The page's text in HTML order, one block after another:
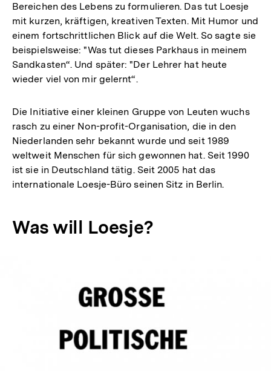
Bereichen des Lebens zu formulieren. Das tut Loesje
mit kurzen, kräftigen, kreativen Texten. Mit Humor und
einem fortschrittlichen Blick auf die Welt. So sagte sie
beispielsweise: "Was tut dieses Parkhaus in meinem
Sandkasten“. Und später: "Der Lehrer hat heute
wieder viel von mir gelernt“.
Die Initiative einer kleinen Gruppe von Leuten wuchs
rasch zu einer Non-profit-Organisation, die in den
Niederlanden sehr bekannt wurde und seit 1989
weltweit Menschen für sich gewonnen hat. Seit 1990
ist sie in Deutschland tätig. Seit 2005 hat das
internationale Loesje-Büro seinen Sitz in Berlin.
Was will Loesje?